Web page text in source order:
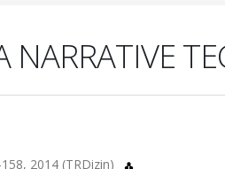
NARRATIVE
2014 (TRDizin)